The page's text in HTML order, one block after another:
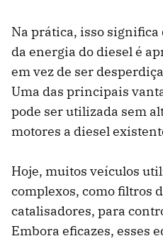
Na prática, isso
da energia do diesel é
em vez de ser
Uma das principais
pode ser utilizada sem
motores a diesel
Hoje, muitos veículos
complexos, como filtros
catalisadores, para
Embora eficazes, esses